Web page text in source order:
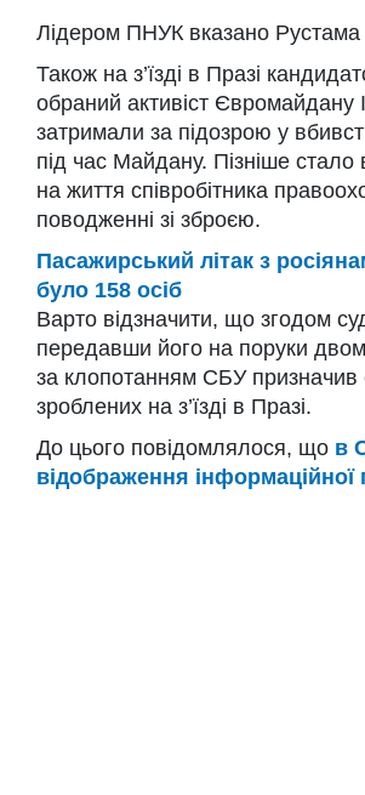
Лідером ПНУК вказано
Також на з’їзді в Празі
обраний активіст Євромайдану
затримали за підозрою у
під час Майдану. Пізніше
на життя співробітника
поводженні зі зброєю.
Пасажирський літак з
було 158 осіб
Варто відзначити, що згодом
передавши його на поруки
за клопотанням СБУ призначив
зроблених на з’їзді в Празі.
До цього повідомлялося, що в
відображення інформаційної